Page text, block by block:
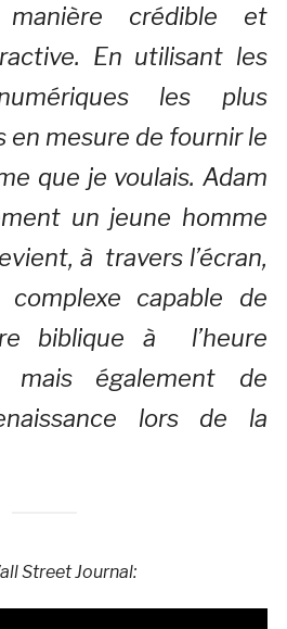
crédible et
En utilisant les
les plus
en mesure de fournir le
que je voulais. Adam
un jeune homme
à travers l’écran,
complexe capable de
biblique à l’heure
mais également de
lors de la
Street Journal: